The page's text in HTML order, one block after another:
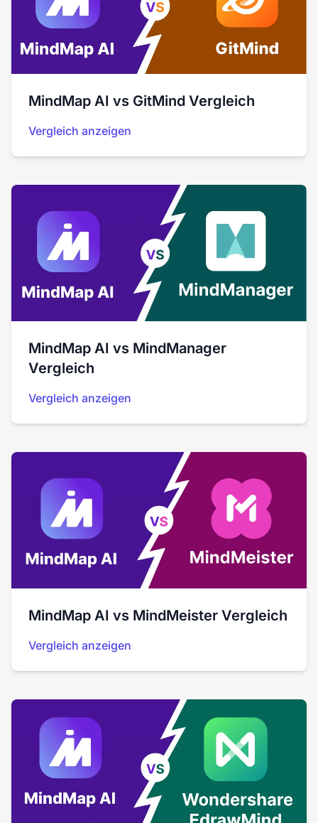
MindMap AI vs GitMind Vergleich
Vergleich anzeigen
MindMap AI vs MindManager
Vergleich
Vergleich anzeigen
MindMap AI vs MindMeister Vergleich
Vergleich anzeigen